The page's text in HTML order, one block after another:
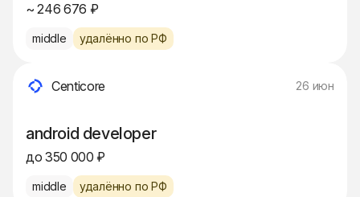
~ 246 676 ₽
middle удалённо по РФ
Centicore 26 июн
android developer
до 350 000 ₽
middle удалённо по РФ